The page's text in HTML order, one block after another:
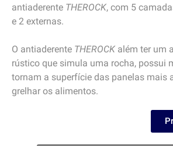
antiaderente THEROCK, com 5
e 2 externas.
O antiaderente THEROCK além ter um
rústico que simula uma rocha, possui
tornam a superfície das panelas mais
grelhar os alimentos.